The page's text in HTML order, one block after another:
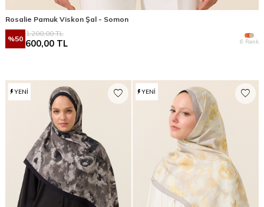
Rosalie Pamuk Viskon Şal - Somon
%50
1.200,00TL
600,00 TL 6 Renk
YENI YENI